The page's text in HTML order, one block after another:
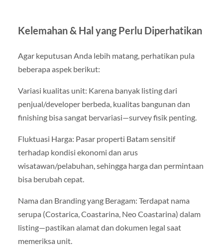
Kelemahan & Hal yang Perlu Diperhatikan
Agar keputusan Anda lebih matang, perhatikan pula
beberapa aspek berikut:
Variasi kualitas unit: Karena banyak listing dari
penjual/developer berbeda, kualitas bangunan dan
finishing bisa sangat bervariasi—survey fisik penting.
Fluktuasi Harga: Pasar properti Batam sensitif
terhadap kondisi ekonomi dan arus
wisatawan/pelabuhan, sehingga harga dan permintaan
bisa berubah cepat.
Nama dan Branding yang Beragam: Terdapat nama
serupa (Costarica, Coastarina, Neo Coastarina) dalam
listing—pastikan alamat dan dokumen legal saat
memeriksa unit.